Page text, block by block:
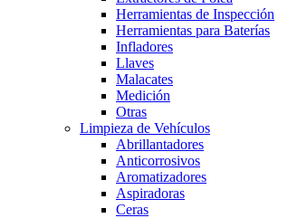
Herramientas de Inspección
Herramientas para Baterías
Infladores
Llaves
Malacates
Medición
Otras
Limpieza de Vehículos
Abrillantadores
Anticorrosivos
Aromatizadores
Aspiradoras
Ceras